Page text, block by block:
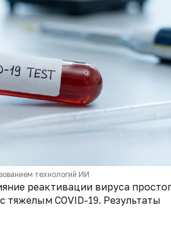
технологий ИИ
реактивации вируса
тяжелым COVID-19. Результаты